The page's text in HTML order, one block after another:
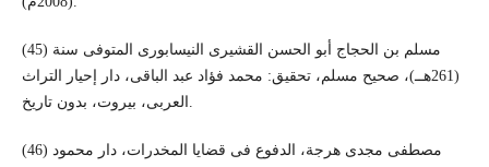
(45) مسلم بن الحجاج أبو الحسن القشيرى النيسابورى المتوفى سنة
(261هــ)، صحيح مسلم، تحقيق: محمد فؤاد عبد الباقى، دار إحيار التراث
(46) مصطفى مجدى هرجة، الدفوع فى قضايا المخدرات، دار محمود